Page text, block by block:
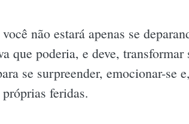
não estará apenas se
que poderia, e deve,
se surpreender, emocionar-se
feridas.